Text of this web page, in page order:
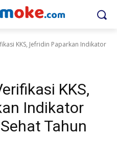
KKS, Jefridin Paparkan Indikator
KKS,
Indikator
Tahun